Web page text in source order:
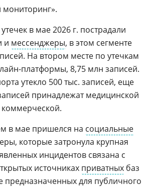
в мае 2026 г. пострадали
и мессенджеры, в этом сегменте
На втором месте по утечкам
платформы, 8,75 млн записей.
утекло 500 тыс. записей, еще
принадлежат медицинской
в мае пришелся на социальные
которые затронула крупная
инцидентов связана с
источниках приватных баз
предназначенных для публичного